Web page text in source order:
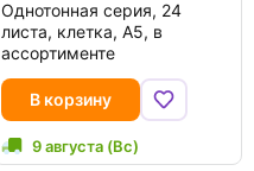
Однотонная серия, 24
листа, клетка, А5, в
ассортименте
В корзину
9 августа (Вс)